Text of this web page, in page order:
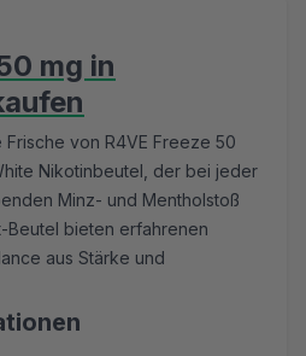
mg in
von R4VE Freeze 50
Nikotinbeutel, der bei jeder
Minz- und Mentholstoß
Beutel bieten erfahrenen
aus Stärke und